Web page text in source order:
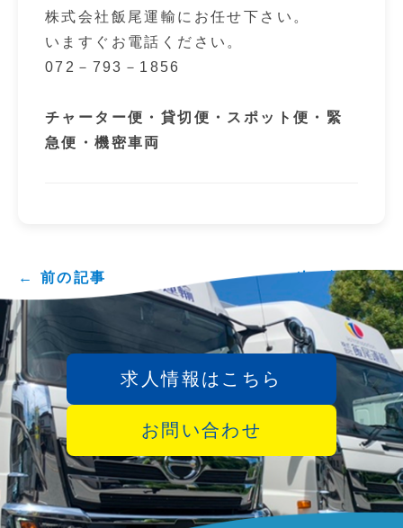
株式会社飯尾運輸にお任せ下さい。
いますぐお電話ください。
072－793－1856
チャーター便・貸切便・スポット便・緊
急便・機密車両
← 前の記事 次の記事 →
求人情報はこちら
お問い合わせ